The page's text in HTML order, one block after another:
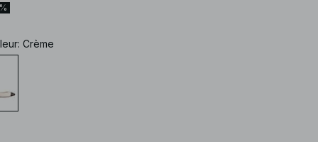
: Crème